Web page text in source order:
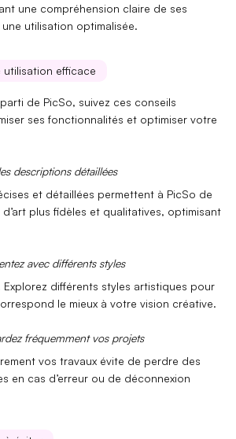
une compréhension claire de ses
utilisation optimalisée.
efficace
de PicSo, suivez ces conseils
sesfonctionnalités et optimiser votre
descriptions détaillées
et détaillées permettent à PicSo de
plus fidèles et qualitatives, optimisant
avec différents styles
différents styles artistiques pour
le mieux à votre vision créative.
fréquemment vos projets
vos travaux évite de perdre des
en cas d’erreur ou de déconnexion